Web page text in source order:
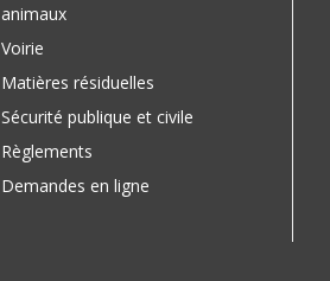
animaux
Voirie
Matières résiduelles
Sécurité publique et civile
Règlements
Demandes en ligne